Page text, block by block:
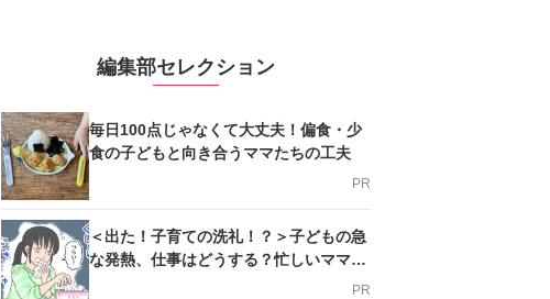
編集部セレクション
毎日100点じゃなくて大丈夫！偏食・少
食の子どもと向き合うママたちの工夫
PR
＜出た！子育ての洗礼！？＞子どもの急
な発熱、仕事はどうする？忙しいママを
PR